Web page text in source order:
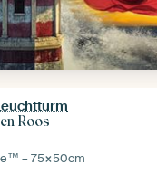
Roos
–75×50cm